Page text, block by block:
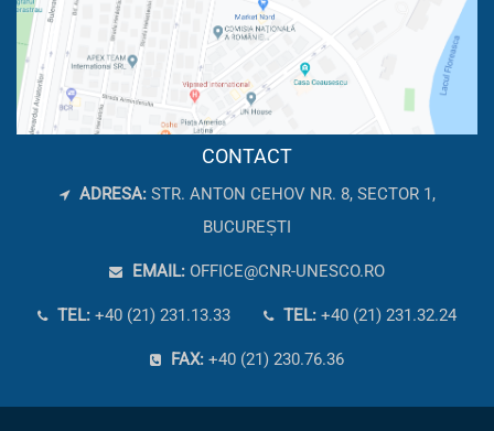
CONTACT
ADRESA: STR. ANTON CEHOV NR. 8, SECTOR 1,
BUCUREȘTI
EMAIL: OFFICE@CNR-UNESCO.RO
TEL: +40 (21) 231.13.33 TEL: +40 (21) 231.32.24
FAX: +40 (21) 230.76.36